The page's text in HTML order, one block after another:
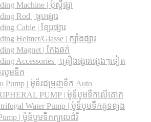
Machine | ប៉ុស្តិ៍ផ្សា
Rod | ធូបផ្សារ
Cable | ខ្សែរផ្សារ
Helmet/Glasse | ក្បាំងផ្សារ
Magnet | កែងឆក់
Accessories | គ្រឿងផ្សារផ្សេងៗទៀត
របូមទឹក
Pump | ម៉ូទ័រជម្រុញទឹក Auto
PUMP | ម៉ូទ័បូមទឹកលើគោក
Water Pump | ម៉ូទ័បូមទឹកគូទខ្យង
| ម៉ូទ័បូមទឹកក្បាលដំរី